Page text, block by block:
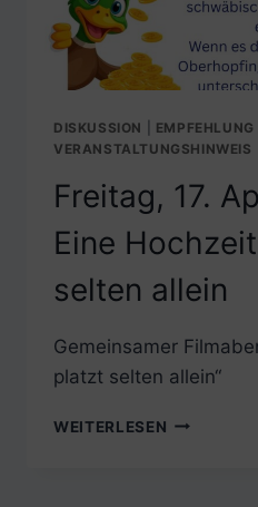
DISKUSSION EMPFEHLUNG
VERANSTALTUNGSHINWEIS
Freitag, 17.
Eine
selten allein
Gemeinsamer
platzt selten allein“
WEITERLESEN FREITAG,